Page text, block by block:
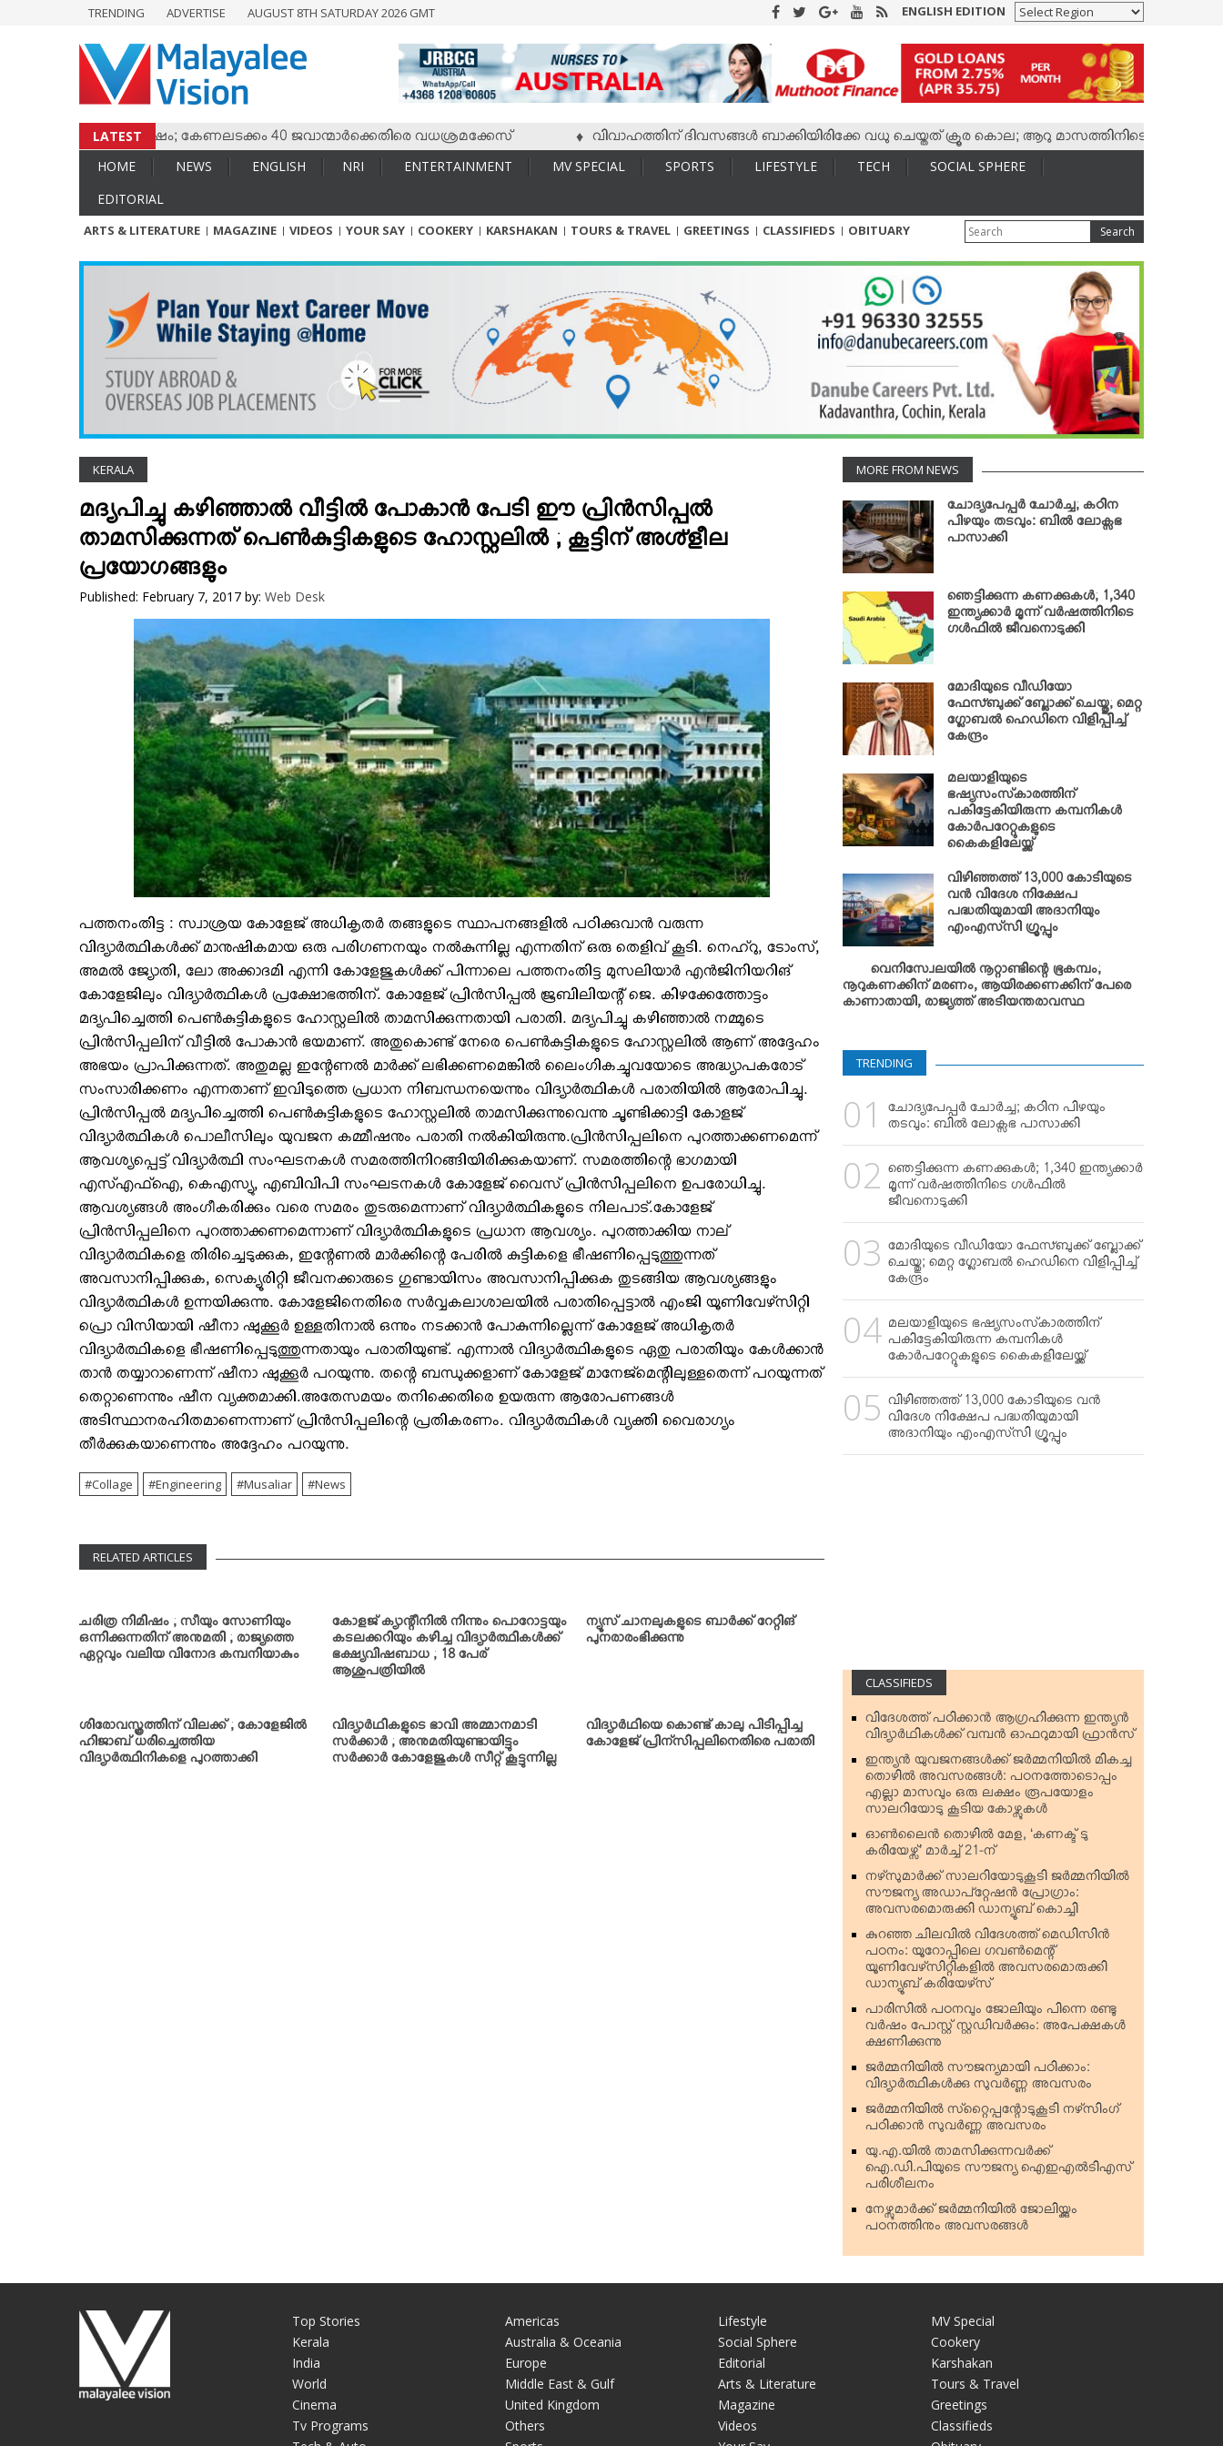
ENTERTAINMENT
TECH & AUTO
ARTS & LITERATURE
TOURS & TRAVEL
TRENDING ADVERTISE AUGUST 8TH SATURDAY 2026 GMT ENGLISH EDITION
LATEST
സംഘര്‍ഷം; കേണലടക്കം 40 ജവാന്മാര്‍ക്കെതിരെ വധശ്രമക്കേസ് വിവാഹത്തിന് ദിവസങ്ങള്‍ ബാക്കിയിരിക്കേ വധു ചെയ്തത് ക്രൂര കൊല; ആറു മാസത്തിനിടെ കാമുകനുമായി
HOME NEWS ENGLISH NRI ENTERTAINMENT MV SPECIAL SPORTS LIFESTYLE TECH
SOCIAL SPHERE
EDITORIAL
ARTS & LITERATURE MAGAZINE VIDEOS YOUR SAY COOKERY KARSHAKAN TOURS & TRAVEL GREETINGS CLASSIFIEDS OBITUARY Search
KERALA
മദ്യപിച്ചു കഴിഞ്ഞാല്‍ വീട്ടില്‍ പോകാന്‍ പേടി ഈ പ്രിന്‍സിപ്പല്‍
താമസിക്കുന്നത് പെണ്‍കുട്ടികളുടെ ഹോസ്റ്റലില്‍ ; കൂട്ടിന് അശ്ളീല
പ്രയോഗങ്ങളും
Published: February 7, 2017 by: Web Desk
പത്തനംതിട്ട : സ്വാശ്രയ കോളേജ് അധികൃതര്‍ തങ്ങളുടെ സ്ഥാപനങ്ങളില്‍ പഠിക്കുവാന്‍ വരുന്ന
വിദ്യാര്‍ത്ഥികള്‍ക്ക് മാനുഷികമായ ഒരു പരിഗണനയും നല്‍കുന്നില്ല എന്നതിന് ഒരു തെളിവ് കൂടി. നെഹ്‌റു, ടോംസ്,
അമല്‍ ജ്യോതി, ലോ അക്കാദമി എന്നി കോളേജുകള്‍ക്ക് പിന്നാലെ പത്തനംതിട്ട മുസലിയാര്‍ എന്‍ജിനിയറിങ്
കോളേജിലും വിദ്യാര്‍ത്ഥികള്‍ പ്രക്ഷോഭത്തിന്. കോളേജ് പ്രിന്‍സിപ്പല്‍ ജൂബിലിയന്റ് ജെ. കിഴക്കേത്തോട്ടം
മദ്യപിച്ചെത്തി പെണ്‍കുട്ടികളുടെ ഹോസ്റ്റലില്‍ താമസിക്കുന്നതായി പരാതി. മദ്യപിച്ചു കഴിഞ്ഞാല്‍ നമ്മുടെ
പ്രിന്‍സിപ്പലിന് വീട്ടില്‍ പോകാന്‍ ഭയമാണ്. അതുകൊണ്ട് നേരെ പെണ്‍കുട്ടികളുടെ ഹോസ്റ്റലില്‍ ആണ് അദ്ദേഹം
അഭയം പ്രാപിക്കുന്നത്. അതുമല്ല ഇന്റേണല്‍ മാര്‍ക്ക് ലഭിക്കണമെങ്കില്‍ ലൈംഗികച്ചുവയോടെ അദ്ധ്യാപകരോട്
സംസാരിക്കണം എന്നതാണ് ഇവിടുത്തെ പ്രധാന നിബന്ധനയെന്നും വിദ്യാര്‍ത്ഥികള്‍ പരാതിയില്‍ ആരോപിച്ചു.
പ്രിന്‍സിപ്പല്‍ മദ്യപിച്ചെത്തി പെണ്‍കുട്ടികളുടെ ഹോസ്റ്റലില്‍ താമസിക്കുന്നുവെന്നു ചൂണ്ടിക്കാട്ടി കോളജ്
വിദ്യാര്‍ത്ഥികള്‍ പൊലീസിലും യുവജന കമ്മീഷനും പരാതി നല്‍കിയിരുന്നു.പ്രിന്‍സിപ്പലിനെ പുറത്താക്കണമെന്ന്
ആവശ്യപ്പെട്ട് വിദ്യാര്‍ത്ഥി സംഘടനകള്‍ സമരത്തിനിറങ്ങിയിരിക്കുകയാണ്. സമരത്തിന്റെ ഭാഗമായി
എസ്എഫ്‌ഐ, കെഎസ്യു, എബിവിപി സംഘടനകള്‍ കോളേജ് വൈസ് പ്രിന്‍സിപ്പലിനെ ഉപരോധിച്ചു.
ആവശ്യങ്ങള്‍ അംഗീകരിക്കും വരെ സമരം തുടരുമെന്നാണ് വിദ്യാര്‍ത്ഥികളുടെ നിലപാട്.കോളേജ്
പ്രിന്‍സിപ്പലിനെ പുറത്താക്കണമെന്നാണ് വിദ്യാര്‍ത്ഥികളുടെ പ്രധാന ആവശ്യം. പുറത്താക്കിയ നാല്
വിദ്യാര്‍ത്ഥികളെ തിരിച്ചെടുക്കുക, ഇന്റേണല്‍ മാര്‍ക്കിന്റെ പേരില്‍ കുട്ടികളെ ഭീഷണിപ്പെടുത്തുന്നത്
അവസാനിപ്പിക്കുക, സെക്യൂരിറ്റി ജീവനക്കാരുടെ ഗുണ്ടായിസം അവസാനിപ്പിക്കുക തുടങ്ങിയ ആവശ്യങ്ങളും
വിദ്യാര്‍ത്ഥികള്‍ ഉന്നയിക്കുന്നു. കോളേജിനെതിരെ സര്‍വ്വകലാശാലയില്‍ പരാതിപ്പെട്ടാല്‍ എംജി യൂണിവേഴ്‌സിറ്റി
പ്രൊ വിസിയായി ഷീനാ ഷുക്കൂര്‍ ഉള്ളതിനാല്‍ ഒന്നും നടക്കാന്‍ പോകുന്നില്ലെന്ന് കോളേജ് അധികൃതര്‍
വിദ്യാര്‍ത്ഥികളെ ഭീഷണിപ്പെടുത്തുന്നതായും പരാതിയുണ്ട്. എന്നാല്‍ വിദ്യാര്‍ത്ഥികളുടെ ഏതു പരാതിയും കേള്‍ക്കാന്‍
താന്‍ തയ്യാറാണെന്ന് ഷീനാ ഷുക്കൂര്‍ പറയുന്നു. തന്റെ ബന്ധുക്കളാണ് കോളേജ് മാനേജ്‌മെന്റിലുള്ളതെന്ന് പറയുന്നത്
തെറ്റാണെന്നും ഷീന വ്യക്തമാക്കി.അതേസമയം തനിക്കെതിരെ ഉയരുന്ന ആരോപണങ്ങള്‍
അടിസ്ഥാനരഹിതമാണെന്നാണ് പ്രിന്‍സിപ്പലിന്റെ പ്രതികരണം. വിദ്യാര്‍ത്ഥികള്‍ വ്യക്തി വൈരാഗ്യം
തീര്‍ക്കുകയാണെന്നും അദ്ദേഹം പറയുന്നു.
Collage Engineering Musaliar News
RELATED ARTICLES
ചരിത്ര നിമിഷം ; സീയും സോണിയും
ഒന്നിക്കുന്നതിന് അനുമതി ; രാജ്യത്തെ
ഏറ്റവും വലിയ വിനോദ കമ്പനിയാകും
കോളജ് ക്യാന്റീനില്‍ നിന്നും പൊറോട്ടയും
കടലക്കറിയും കഴിച്ച വിദ്യാര്‍ത്ഥികള്‍ക്ക്
ഭക്ഷ്യവിഷബാധ ; 18 പേര്
ആശുപത്രിയില്‍
ന്യൂസ് ചാനലുകളുടെ ബാര്‍ക്ക് റേറ്റിങ്
പുനരാരംഭിക്കുന്നു
ശിരോവസ്ത്രത്തിന് വിലക്ക് ; കോളേജില്‍
ഹിജാബ് ധരിച്ചെത്തിയ
വിദ്യാര്‍ത്ഥിനികളെ പുറത്താക്കി
വിദ്യാര്‍ഥികളുടെ ഭാവി അമ്മാനമാടി
സര്‍ക്കാര്‍ ; അനുമതിയുണ്ടായിട്ടും
സര്‍ക്കാര്‍ കോളേജുകള്‍ സീറ്റ് കൂട്ടുന്നില്ല
വിദ്യാര്‍ഥിയെ കൊണ്ട് കാലു പിടിപ്പിച്ച
കോളേജ് പ്രിന്‌സിപ്പലിനെതിരെ പരാതി
MORE FROM NEWS
ചോദ്യപേപ്പര്‍ ചോര്‍ച്ച; കഠിന
പിഴയും തടവും: ബില്‍ ലോക്സഭ
പാസാക്കി
ഞെട്ടിക്കുന്ന കണക്കുകള്‍; 1,340
ഇന്ത്യക്കാര്‍ മൂന്ന് വര്‍ഷത്തിനിടെ
ഗള്‍ഫില്‍ ജീവനൊടുക്കി
മോദിയുടെ വീഡിയോ
ഫേസ്ബുക്ക് ബ്ലോക്ക് ചെയ്തു; മെറ്റ
ഗ്ലോബല്‍ ഹെഡിനെ വിളിപ്പിച്ച്
കേന്ദ്രം
മലയാളിയുടെ
ഭഷ്യസംസ്‌കാരത്തിന്
പകിട്ടേകിയിരുന്ന കമ്പനികള്‍
കോര്‍പറേറ്റുകളുടെ
കൈകളിലേയ്ക്ക്
വിഴിഞ്ഞത്ത് 13,000 കോടിയുടെ
വന്‍ വിദേശ നിക്ഷേപ
പദ്ധതിയുമായി അദാനിയും
എംഎസ്‌സി ഗ്രൂപ്പും
വെനിസ്വേലയില്‍ നൂറ്റാണ്ടിന്റെ ഭൂകമ്പം;
നൂറുകണക്കിന് മരണം, ആയിരക്കണക്കിന് പേരെ
കാണാതായി, രാജ്യത്ത് അടിയന്തരാവസ്ഥ
TRENDING
ചോദ്യപേപ്പര്‍ ചോര്‍ച്ച; കഠിന പിഴയും
തടവും: ബില്‍ ലോക്സഭ പാസാക്കി
ഞെട്ടിക്കുന്ന കണക്കുകള്‍; 1,340 ഇന്ത്യക്കാര്‍
മൂന്ന് വര്‍ഷത്തിനിടെ ഗള്‍ഫില്‍
ജീവനൊടുക്കി
മോദിയുടെ വീഡിയോ ഫേസ്ബുക്ക് ബ്ലോക്ക്
ചെയ്തു; മെറ്റ ഗ്ലോബല്‍ ഹെഡിനെ വിളിപ്പിച്ച്
കേന്ദ്രം
മലയാളിയുടെ ഭഷ്യസംസ്‌കാരത്തിന്
പകിട്ടേകിയിരുന്ന കമ്പനികള്‍
കോര്‍പറേറ്റുകളുടെ കൈകളിലേയ്ക്ക്
വിഴിഞ്ഞത്ത് 13,000 കോടിയുടെ വന്‍
വിദേശ നിക്ഷേപ പദ്ധതിയുമായി
അദാനിയും എംഎസ്‌സി ഗ്രൂപ്പും
CLASSIFIEDS
വിദേശത്ത് പഠിക്കാന്‍ ആഗ്രഹിക്കുന്ന ഇന്ത്യന്‍
വിദ്യാര്‍ഥികള്‍ക്ക് വമ്പന്‍ ഓഫറുമായി ഫ്രാന്‍സ്
ഇന്ത്യന്‍ യുവജനങ്ങള്‍ക്ക് ജര്‍മ്മനിയില്‍ മികച്ച
തൊഴില്‍ അവസരങ്ങള്‍: പഠനത്തോടൊപ്പം
എല്ലാ മാസവും ഒരു ലക്ഷം രൂപയോളം
സാലറിയോടു കൂടിയ കോഴ്സുകള്‍
ഓണ്‍ലൈന്‍ തൊഴില്‍ മേള, ‘കണക്ട് ടു
കരിയേഴ്സ്’ മാര്‍ച്ച് 21-ന്
നഴ്‌സുമാര്‍ക്ക് സാലറിയോടുകൂടി ജര്‍മ്മനിയില്‍
സൗജന്യ അഡാപ്റ്റേഷന്‍ പ്രോഗ്രാം:
അവസരമൊരുക്കി ഡാന്യൂബ് കൊച്ചി
കുറഞ്ഞ ചിലവില്‍ വിദേശത്ത് മെഡിസിന്‍
പഠനം: യൂറോപ്പിലെ ഗവണ്‍മെന്റ്
യൂണിവേഴ്‌സിറ്റികളില്‍ അവസരമൊരുക്കി
ഡാന്യൂബ് കരിയേഴ്‌സ്
പാരിസില്‍ പഠനവും ജോലിയും പിന്നെ രണ്ടു
വര്‍ഷം പോസ്റ്റ് സ്റ്റഡിവര്‍ക്കും: അപേക്ഷകള്‍
ക്ഷണിക്കുന്നു
ജര്‍മ്മനിയില്‍ സൗജന്യമായി പഠിക്കാം:
വിദ്യാര്‍ത്ഥികള്‍ക്കു സുവര്‍ണ്ണ അവസരം
ജര്‍മ്മനിയില്‍ സ്‌റ്റൈപ്പന്റോടുകൂടി നഴ്‌സിംഗ്
പഠിക്കാന്‍ സുവര്‍ണ്ണ അവസരം
യു.എ.യില്‍ താമസിക്കുന്നവര്‍ക്ക്
ഐ.ഡി.പിയുടെ സൗജന്യ ഐഇഎല്‍ടിഎസ്
പരിശീലനം
നേഴ്സുമാര്‍ക്ക് ജര്‍മ്മനിയില്‍ ജോലിയ്ക്കും
പഠനത്തിനും അവസരങ്ങള്‍
Top Stories
Kerala
India
World
Cinema
Tv Programs
Americas
Australia & Oceania
Europe
Middle East & Gulf
United Kingdom
Others
Lifestyle
Social Sphere
Editorial
Arts & Literature
Magazine
Videos
MV Special
Cookery
Karshakan
Tours & Travel
Greetings
Classifieds